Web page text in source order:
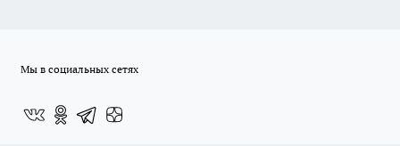
Мы в социальных сетях